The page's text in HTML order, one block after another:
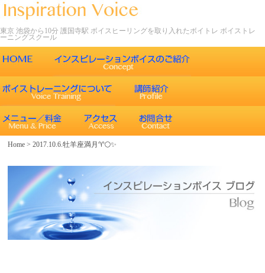
東京 池袋から10分 護国寺駅 ボイスヒーリングを取り入れたボイトレ ボイストレ
ーニングスクール
ごあいさつ
インスピレーションボイスの特徴
エネルギーワークとヒーリング効果
ボイスヒーリング
声について
インスピレーションボイスのボイストレーニング
インスピレーションボイスのボイスメソッド
レッスン内容
コース紹介
歌うことの効果
Home >2017.10.6.牡羊座満月♈🌕✨